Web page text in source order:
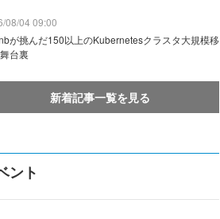
08/04 09:00
が挑んだ150以上のKubernetesクラスタ大規模移
台裏
新着記事一覧を見る
ント